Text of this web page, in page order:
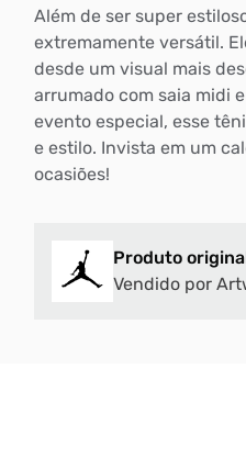
Além de ser super
extremamente versátil.
desde um visual mais
arrumado com saia midi
evento especial, esse
e estilo. Invista em um
ocasiões!
Produto
Vendido por